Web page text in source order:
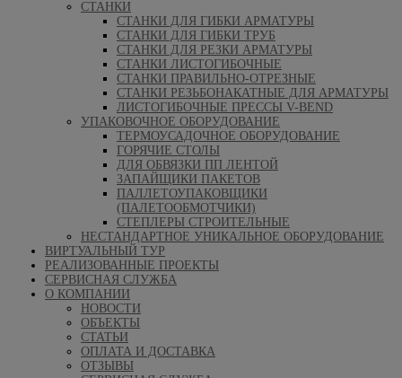
СТАНКИ
СТАНКИ ДЛЯ ГИБКИ АРМАТУРЫ
СТАНКИ ДЛЯ ГИБКИ ТРУБ
СТАНКИ ДЛЯ РЕЗКИ АРМАТУРЫ
СТАНКИ ЛИСТОГИБОЧНЫЕ
СТАНКИ ПРАВИЛЬНО-ОТРЕЗНЫЕ
СТАНКИ РЕЗЬБОНАКАТНЫЕ ДЛЯ АРМАТУРЫ
ЛИСТОГИБОЧНЫЕ ПРЕССЫ V-BEND
УПАКОВОЧНОЕ ОБОРУДОВАНИЕ
ТЕРМОУСАДОЧНОЕ ОБОРУДОВАНИЕ
ГОРЯЧИЕ СТОЛЫ
ДЛЯ ОБВЯЗКИ ПП ЛЕНТОЙ
ЗАПАЙЩИКИ ПАКЕТОВ
ПАЛЛЕТОУПАКОВЩИКИ
(ПАЛЕТООБМОТЧИКИ)
СТЕПЛЕРЫ СТРОИТЕЛЬНЫЕ
НЕСТАНДАРТНОЕ УНИКАЛЬНОЕ ОБОРУДОВАНИЕ
ВИРТУАЛЬНЫЙ ТУР
РЕАЛИЗОВАННЫЕ ПРОЕКТЫ
СЕРВИСНАЯ СЛУЖБА
О КОМПАНИИ
НОВОСТИ
ОБЪЕКТЫ
СТАТЬИ
ОПЛАТА И ДОСТАВКА
ОТЗЫВЫ